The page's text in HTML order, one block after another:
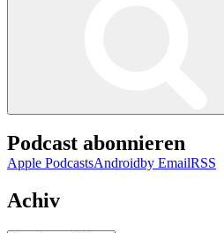
Podcast abonnieren
Apple PodcastsAndroidby EmailRSS
Achiv